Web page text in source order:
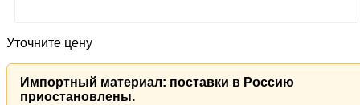
Уточните цену
Импортный материал: поставки в Россию
приостановлены.